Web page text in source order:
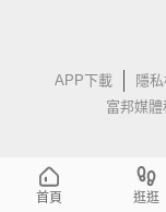
APP下載 隱
富邦媒
首頁 逛逛